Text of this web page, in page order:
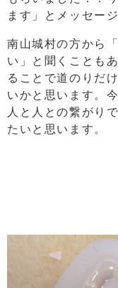
ます」とメッセー
南山城村の方から
い」と聞くことも
ることで道のりだ
いかと思います。
人と人との繋がり
たいと思い